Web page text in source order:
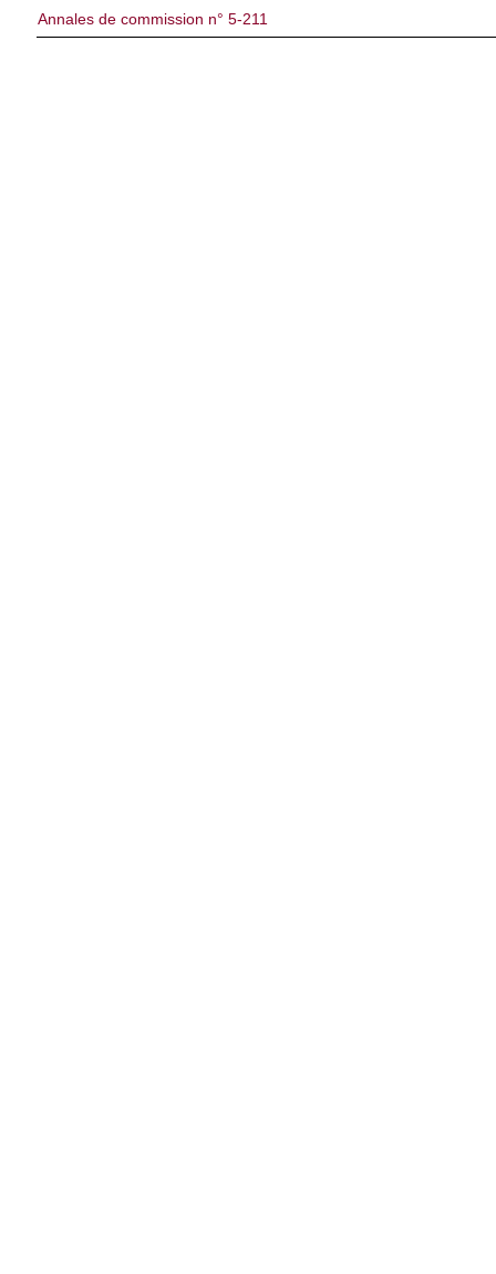
Annales de commission n° 5-211